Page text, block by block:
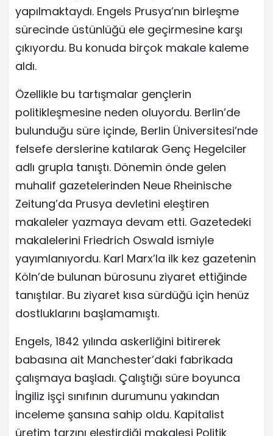
yapılmaktaydı. Engels Prusya’nın birleşme
sürecinde üstünlüğü ele geçirmesine karşı
çıkıyordu. Bu konuda birçok makale kaleme
aldı.
Özellikle bu tartışmalar gençlerin
politikleşmesine neden oluyordu. Berlin’de
bulunduğu süre içinde, Berlin Üniversitesi’nde
felsefe derslerine katılarak Genç Hegelciler
adlı grupla tanıştı. Dönemin önde gelen
muhalif gazetelerinden Neue Rheinische
Zeitung’da Prusya devletini eleştiren
makaleler yazmaya devam etti. Gazetedeki
makalelerini Friedrich Oswald ismiyle
yayımlanıyordu. Karl Marx’la ilk kez gazetenin
Köln’de bulunan bürosunu ziyaret ettiğinde
tanıştılar. Bu ziyaret kısa sürdüğü için henüz
dostluklarını başlamamıştı.
Engels, 1842 yılında askerliğini bitirerek
babasına ait Manchester’daki fabrikada
çalışmaya başladı. Çalıştığı süre boyunca
İngiliz işçi sınıfının durumunu yakından
inceleme şansına sahip oldu. Kapitalist
üretim tarzını eleştirdiği makalesi Politik